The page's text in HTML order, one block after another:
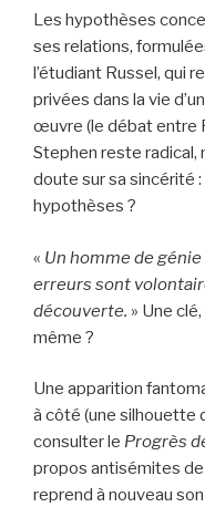
Les hypothèses
ses relations,
l’étudiant Russel, qui
privées dans la vie
œuvre (le débat entre
Stephen reste radical,
doute sur sa sincérité
hypothèses ?
« Un homme de
erreurs sont
découverte. » Une
même ?
Une apparition
à côté (une silhouette
consulter le Progrès
propos antisémites de
reprend à nouveau